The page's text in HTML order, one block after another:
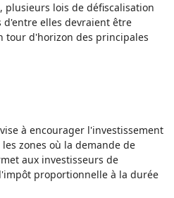
plusieurs lois de défiscalisation
d'entre elles devraient être
tour d'horizon des principales
à encourager l'investissement
zones où la demande de
aux investisseurs de
proportionnelle à la durée